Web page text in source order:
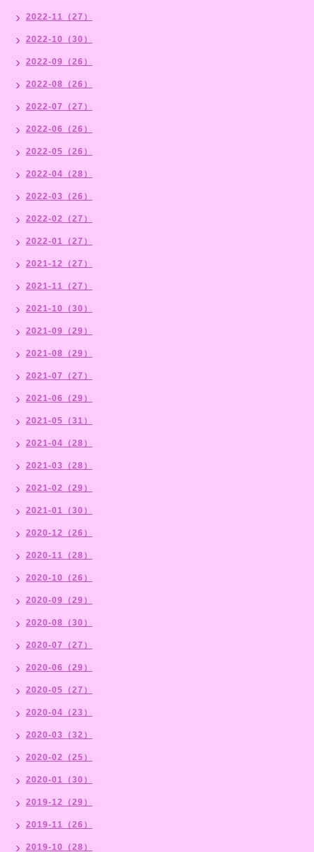
2022-11（27）
2022-10（30）
2022-09（26）
2022-08（26）
2022-07（27）
2022-06（26）
2022-05（26）
2022-04（28）
2022-03（26）
2022-02（27）
2022-01（27）
2021-12（27）
2021-11（27）
2021-10（30）
2021-09（29）
2021-08（29）
2021-07（27）
2021-06（29）
2021-05（31）
2021-04（28）
2021-03（28）
2021-02（29）
2021-01（30）
2020-12（26）
2020-11（28）
2020-10（26）
2020-09（29）
2020-08（30）
2020-07（27）
2020-06（29）
2020-05（27）
2020-04（23）
2020-03（32）
2020-02（25）
2020-01（30）
2019-12（29）
2019-11（26）
2019-10（28）